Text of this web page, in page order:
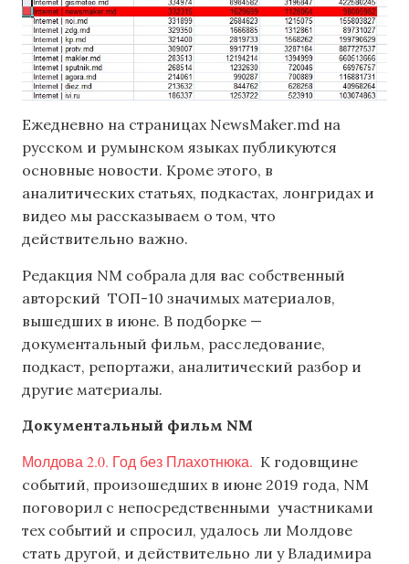
Ежедневно на страницах NewsMaker.md на
русском и румынском языках публикуются
основные новости. Кроме этого, в
аналитических статьях, подкастах, лонгридах и
видео мы рассказываем о том, что
действительно важно.
Редакция NM собрала для вас собственный
авторский ТОП-10 значимых материалов,
вышедших в июне. В подборке —
документальный фильм, расследование,
подкаст, репортажи, аналитический разбор и
другие материалы.
Документальный фильм NM
Молдова 2.0. Год без Плахотнюка. К годовщине
событий, произошедших в июне 2019 года, NM
поговорил с непосредственными участниками
тех событий и спросил, удалось ли Молдове
стать другой, и действительно ли у Владимира